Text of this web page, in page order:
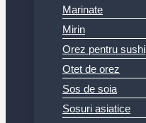
Marinate
Mirin
Orez pentru sushi
Otet de orez
Sos de soia
Sosuri asiatice